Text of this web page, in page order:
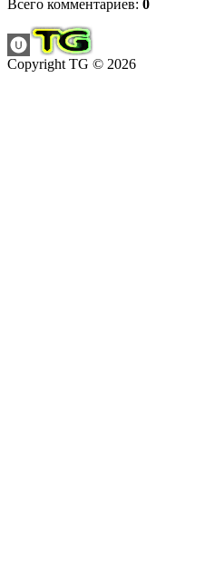
Всего комментариев: 0
Copyright TG © 2026